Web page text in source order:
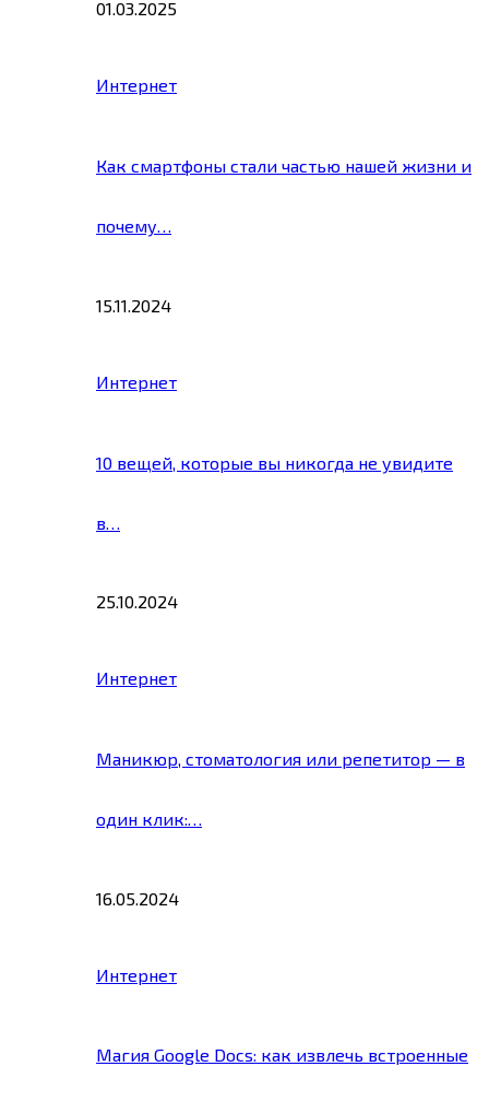
01.03.2025
Интернет
Как смартфоны стали частью нашей жизни и
почему…
15.11.2024
Интернет
10 вещей, которые вы никогда не увидите
в…
25.10.2024
Интернет
Маникюр, стоматология или репетитор — в
один клик:…
16.05.2024
Интернет
Магия Google Docs: как извлечь встроенные